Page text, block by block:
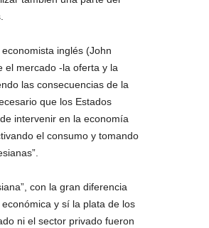
inglés (John
el mercado -la oferta y la
las consecuencias de la
que los Estados
intervenir en la economía
el consumo y tomando
con la gran diferencia
y sí la plata de los
ni el sector privado fueron